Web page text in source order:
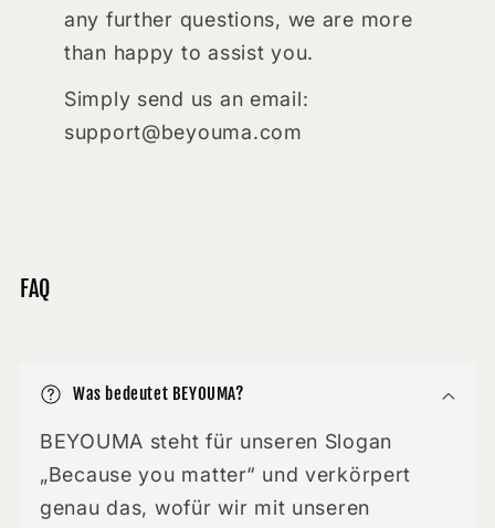
any further questions, we are more
than happy to assist you.
Simply send us an email:
support@beyouma.com
FAQ
Was bedeutet BEYOUMA?
BEYOUMA steht für unseren Slogan
„Because you matter“ und verkörpert
genau das, wofür wir mit unseren